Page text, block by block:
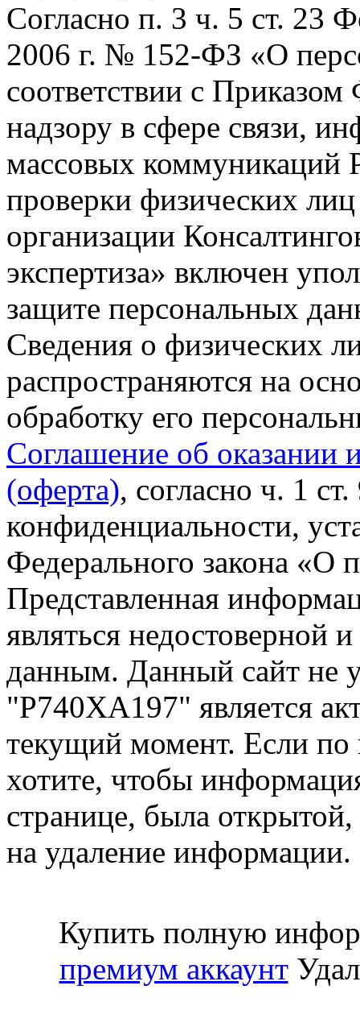
Согласно п. 3 ч. 5 ст. 23
2006 г. № 152-ФЗ «О
соответствии с
надзору в сфере связи,
массовых коммуникаций
проверки физических
организации
экспертиза» включен
защите персональных
Сведения о физических
распространяются на
обработку его
Соглашение об оказании
(оферта), согласно ч. 1
конфиденциальности,
Федерального закона «О
Представленная
являться недостоверной
данным. Данный сайт не
"Р740ХА197" является
текущий момент. Если
хотите, чтобы
странице, была открытой,
на удаление информации.
Купить полную
премиум аккаунт